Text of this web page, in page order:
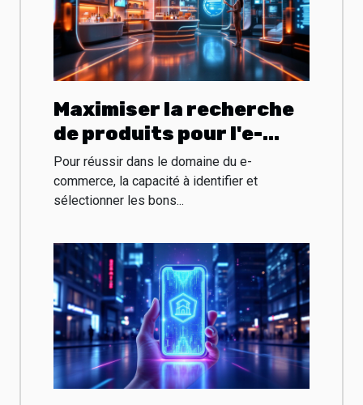
Maximiser la recherche
de produits pour l'e-
commerce : Stratégies
et outils
Pour réussir dans le domaine du e-
commerce, la capacité à identifier et
sélectionner les bons...